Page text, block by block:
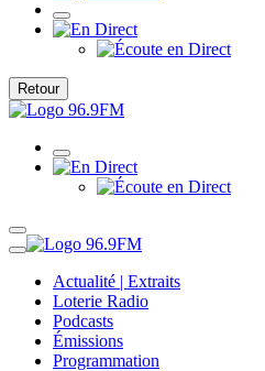
Retour
Actualité | Extraits
Loterie Radio
Podcasts
Émissions
Programmation